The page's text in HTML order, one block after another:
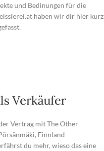
und Bedinungen für die
haben wir dir hier kurz
Verkäufer
Vertrag mit The Other
Finnland
du mehr, wieso das eine